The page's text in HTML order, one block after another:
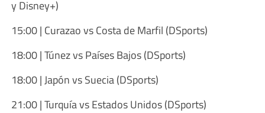
y Disney+)
15:00 | Curazao vs Costa de Marfil (DSports)
18:00 | Túnez vs Países Bajos (DSports)
18:00 | Japón vs Suecia (DSports)
21:00 | Turquía vs Estados Unidos (DSports)